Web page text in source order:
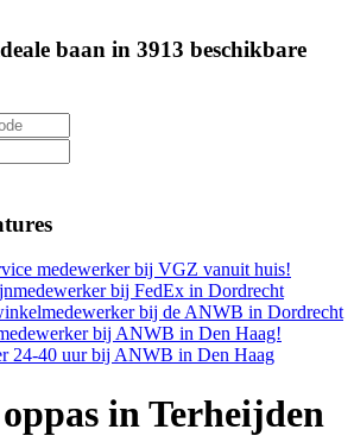
baan in 3913 beschikbare
medewerker bij VGZ vanuit huis!
bij FedEx in Dordrecht
bij de ANWB in Dordrecht
bij ANWB in Den Haag!
24-40 uur bij ANWB in Den Haag
in Terheijden